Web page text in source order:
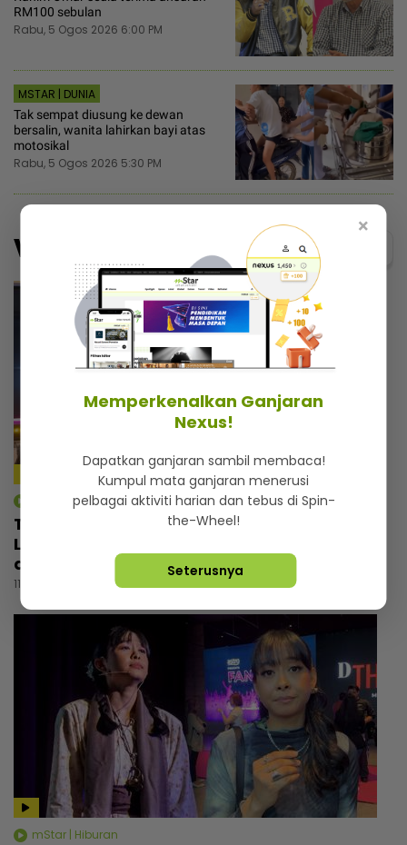
RM100 sebulan
Rabu, 5 Ogos 2026 6:00 PM
MSTAR | DUNIA
Tak sempat diusung ke dewan
bersalin, wanita lahirkan bayi atas
motosikal
Rabu, 5 Ogos 2026 5:30 PM
Video Menarik@video
mStar | Hiburan
Tebalkan muka jual air kopi, Man Raja
Lawak cemburu bila tengok pelawak lain
ada perniagaan
11 jam lalu
mStar | Hiburan
×
Memperkenalkan Ganjaran
Nexus!
Dapatkan ganjaran sambil membaca!
Kumpul mata ganjaran menerusi
pelbagai aktiviti harian dan tebus di Spin-
the-Wheel!
Seterusnya